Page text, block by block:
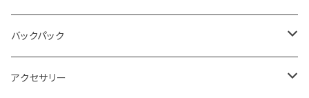
レディス
メンズ
レディス
キッズ
ジム トレーニング
Static
Milestone
Milestone
Drymax
バックパック
Ultimate Direction
アクセサリー